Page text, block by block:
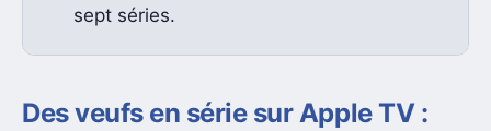
sept séries.
Des veufs en série sur Apple TV :